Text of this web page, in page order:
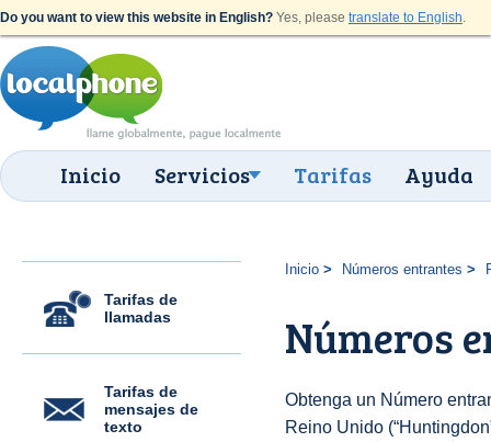
Do you want to view this website in English? Yes, please translate to English.
Inicio Servicios Tarifas Ayuda
Tarifas de
llamadas
Tarifas de
mensajes de
texto
Inicio Números entrantes
Números
Obtenga un Número
Reino Unido